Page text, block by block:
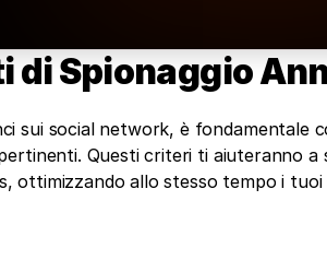
di Spionaggio
sui social network, è fondamentale
Questi criteri ti aiuteranno a
ottimizzando allo stesso tempo i